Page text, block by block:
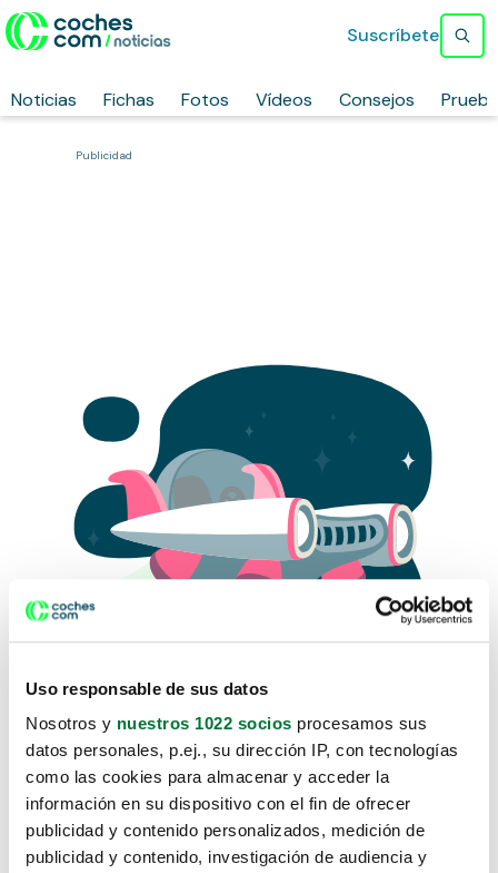
Uso responsable de sus datos
Nosotros y nuestros 1022 socios procesamos sus
datos personales, p.ej., su dirección IP, con tecnologías
como las cookies para almacenar y acceder la
información en su dispositivo con el fin de ofrecer
publicidad y contenido personalizados, medición de
publicidad y contenido, investigación de audiencia y
Noticias Fichas Fotos Vídeos Consejos
Suscríbete
Publicidad
Lo sentimos, no sabemos como
te hemos traido hasta aquí.